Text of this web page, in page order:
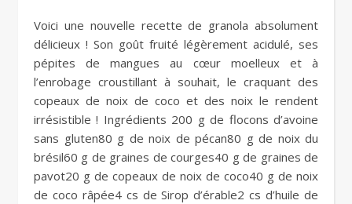
Voici une nouvelle recette de granola absolument
délicieux ! Son goût fruité légèrement acidulé, ses
pépites de mangues au cœur moelleux et à
l’enrobage croustillant à souhait, le craquant des
copeaux de noix de coco et des noix le rendent
irrésistible ! Ingrédients 200 g de flocons d’avoine
sans gluten80 g de noix de pécan80 g de noix du
brésil60 g de graines de courges40 g de graines de
pavot20 g de copeaux de noix de coco40 g de noix
de coco râpée4 cs de Sirop d’érable2 cs d’huile de